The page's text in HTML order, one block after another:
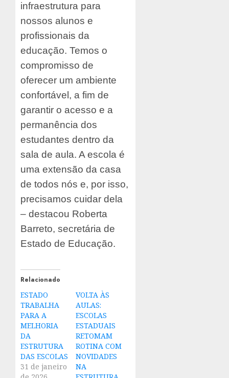
infraestrutura para
nossos alunos e
profissionais da
educação. Temos o
compromisso de
oferecer um ambiente
confortável, a fim de
garantir o acesso e a
permanência dos
estudantes dentro da
sala de aula. A escola é
uma extensão da casa
de todos nós e, por isso,
precisamos cuidar dela
– destacou Roberta
Barreto, secretária de
Estado de Educação.
Relacionado
ESTADO
TRABALHA
PARA A
MELHORIA
DA
ESTRUTURA
DAS ESCOLAS
31 de janeiro
VOLTA ÀS
AULAS:
ESCOLAS
ESTADUAIS
RETOMAM
ROTINA COM
NOVIDADES
NA